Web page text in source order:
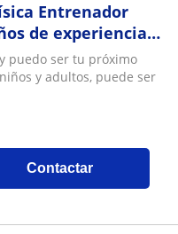
Entrenador
de experiencia
puedo ser tu próximo
y adultos, puede ser
Contactar